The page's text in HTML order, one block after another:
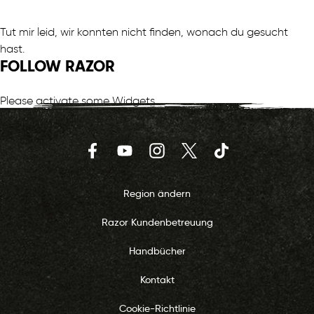
Tut mir leid, wir konnten nicht finden, wonach du gesucht
hast.
FOLLOW RAZOR
Please activate some Widgets.
FacebookYouTubeInstagram
Twitter TikTok
Region ändern
Razor Kundenbetreuung
Handbücher
Kontakt
Cookie-Richtlinie